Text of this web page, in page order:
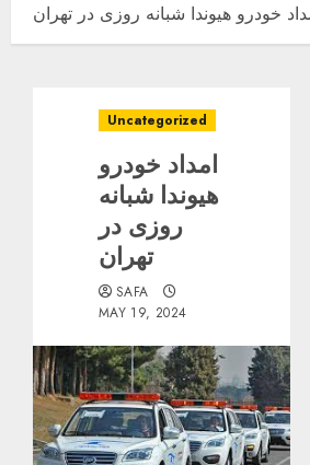
خودرو هیوندا شبانه روزی در تهران
Uncategorized
امداد خودرو
هیوندا شبانه
روزی در
تهران
SAFA
MAY 19, 2024